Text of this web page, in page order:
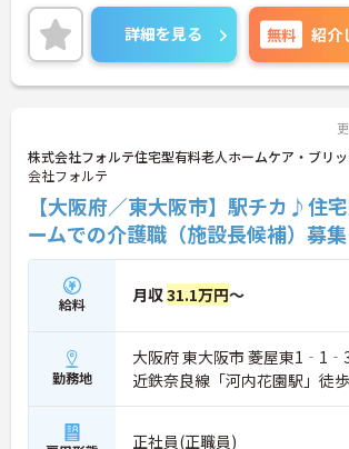
昇給・賞与あり！あなたの頑張りが評価されやす
ので、お仕事のモチベーションアップにもつながり
ます♪
ご興味のある方には面接ポイントをお伝えします
で、お気軽にお問い合わせください！
詳細を見る 無料 紹介
株式会社フォルテ住宅型有料老人ホームケア・ブリ
会社フォルテ
【大阪府／東大阪市】駅チカ♪住
ームでの介護職（施設長候補）募
給料 月収31.1万円～
勤務地
大阪府 東大阪市 菱屋東
近鉄奈良線「河内花園駅」徒
正社員(正職員)